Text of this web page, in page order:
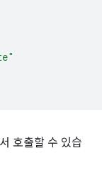
호출할 수 있습